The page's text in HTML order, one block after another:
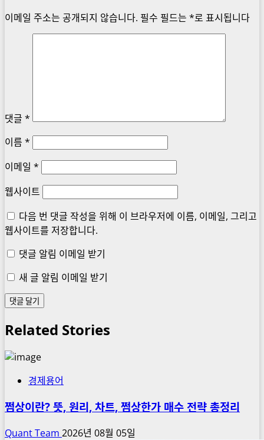
이메일 주소는 공개되지 않습니다. 필수 필드는 *로 표시됩니다
댓글 *
이름 *
이메일 *
웹사이트
다음 번 댓글 작성을 위해 이 브라우저에 이름, 이메일, 그리고
웹사이트를 저장합니다.
댓글 알림 이메일 받기
새 글 알림 이메일 받기
Related Stories
경제용어
쩜상이란? 뜻, 원리, 차트, 쩜상한가 매수 전략 총정리
Quant Team 2026년 08월 05일